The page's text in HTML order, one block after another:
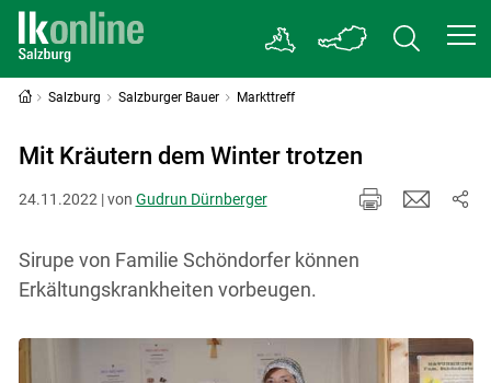
Salzburg Salzburger Bauer Markttreff
Mit Kräutern dem Winter trotzen
24.11.2022 | von Gudrun Dürnberger
Sirupe von Familie Schöndorfer können
Erkältungskrankheiten vorbeugen.